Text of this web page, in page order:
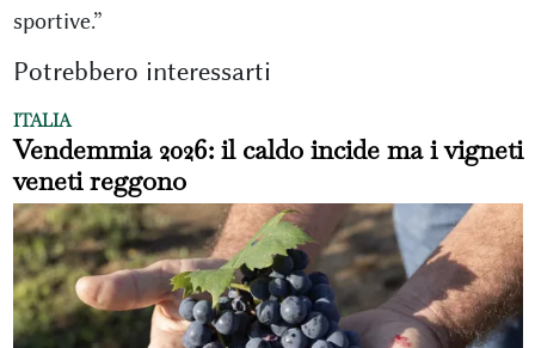
sportive.”
Potrebbero interessarti
ITALIA
Vendemmia 2026: il caldo incide ma i vigneti
veneti reggono